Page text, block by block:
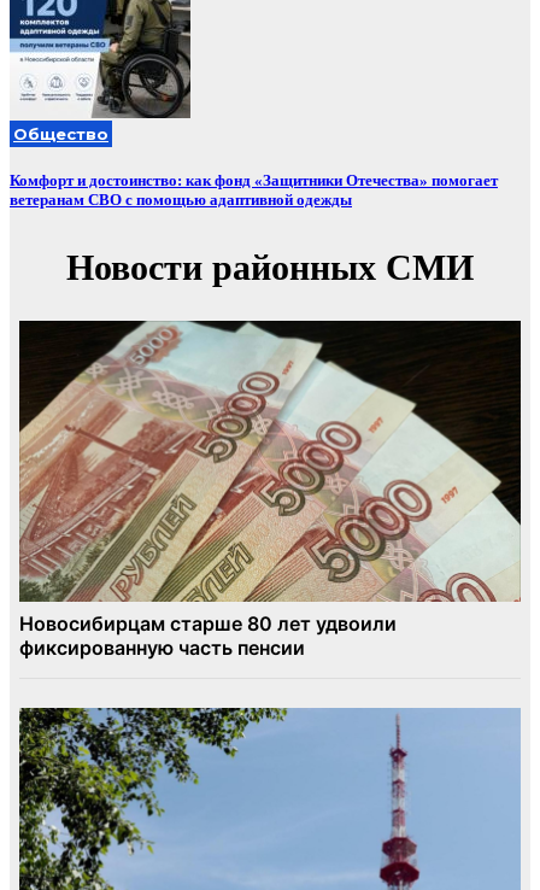
Общество
Комфорт и достоинство: как фонд «Защитники Отечества» помогает
ветеранам СВО с помощью адаптивной одежды